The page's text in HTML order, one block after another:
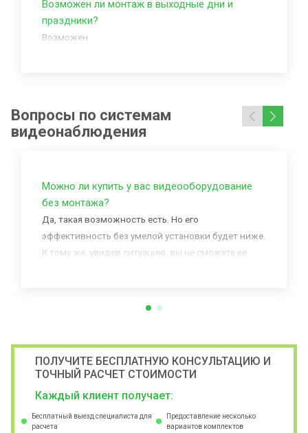
Возможен ли монтаж в выходные дни и
праздники?
Возможен
Вопросы по системам
видеонаблюдения
Можно ли купить у вас видеооборудование
без монтажа?
Да, такая возможность есть. Но его
эффективность без умелой установки будет ниже.
К тому же, увидев ситуацию, вы не сможете ее
ПОЛУЧИТЕ БЕСПЛАТНУЮ КОНСУЛЬТАЦИЮ И
ТОЧНЫЙ РАСЧЕТ СТОИМОСТИ
Каждый клиент получает:
Бесплатный выезд специалиста для
расчета
Предоставление несколько
вариантов комплектов